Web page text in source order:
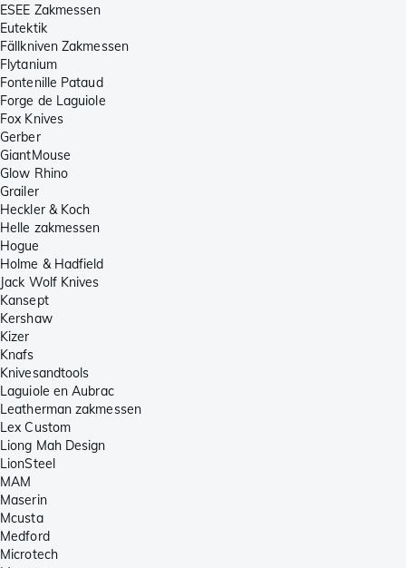
ESEE Zakmessen
Eutektik
Fällkniven Zakmessen
Flytanium
Fontenille Pataud
Forge de Laguiole
Fox Knives
Gerber
GiantMouse
Glow Rhino
Grailer
Heckler & Koch
Helle zakmessen
Hogue
Holme & Hadfield
Jack Wolf Knives
Kansept
Kershaw
Kizer
Knafs
Knivesandtools
Laguiole en Aubrac
Leatherman zakmessen
Lex Custom
Liong Mah Design
LionSteel
MAM
Maserin
Mcusta
Medford
Microtech